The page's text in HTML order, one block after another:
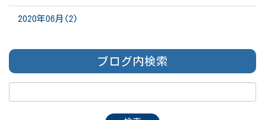
2020年06月(2)
ブログ内検索